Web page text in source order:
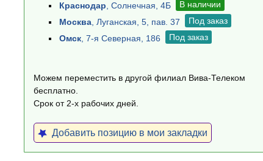
Краснодар , Солнечная, 4Б
В наличии
Москва , Луганская, 5, пав. 37
Под заказ
Омск , 7-я Северная, 186 Под заказ
Можем переместить в другой филиал Вива-Телеком
бесплатно.
Срок от 2-х рабочих дней.
Добавить позицию в мои закладки